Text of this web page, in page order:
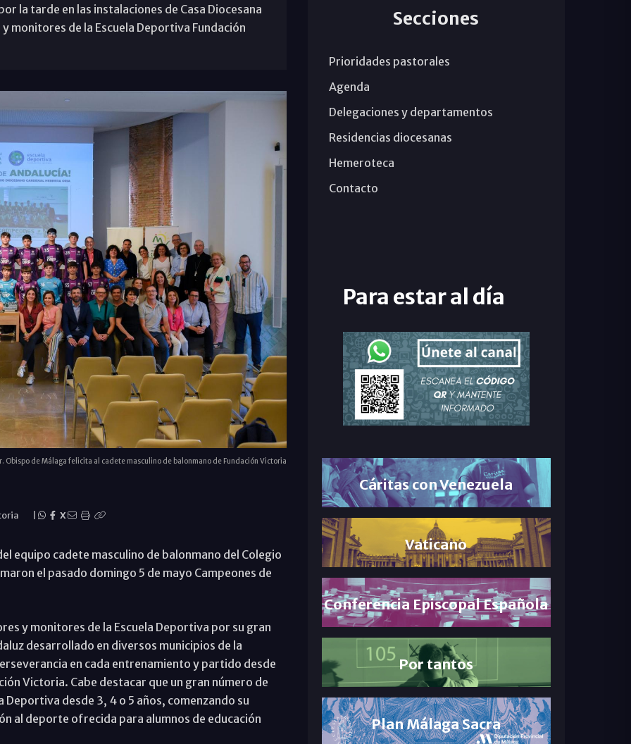
la tarde en las instalaciones de Casa Diocesana
monitores de la Escuela Deportiva Fundación
Obispo de Málaga felicita al cadete masculino de balonmano de Fundación Victoria
X
equipo cadete masculino de balonmano del Colegio
el pasado domingo 5 de mayo Campeones de
y monitores de la Escuela Deportiva por su gran
desarrollado en diversos municipios de la
en cada entrenamiento y partido desde
Victoria. Cabe destacar que un gran número de
desde 3, 4 o 5 años, comenzando su
al deporte ofrecida para alumnos de educación
Secciones
Prioridades pastorales
Agenda
Delegaciones y departamentos
Residencias diocesanas
Hemeroteca
Contacto
Para estar al día
Cáritas con Venezuela
Vaticano
Conferencia Episcopal Española
Por tantos
Plan Málaga Sacra